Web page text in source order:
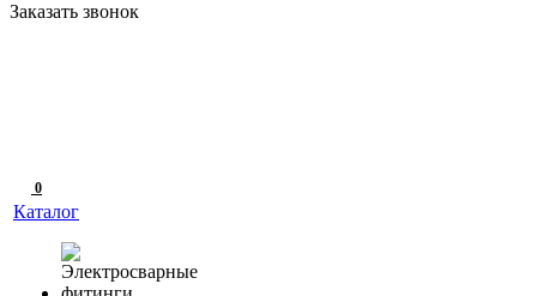
Заказать звонок
0
Каталог